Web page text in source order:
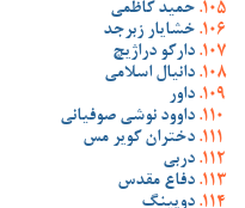
حمید کاظمی
خشایار زبرجد
دارکو دراژیچ
دانیال اسلامی
داور
داوود نوشی صوفیانی
دختران کویر مس
دربی
دفاع مقدس
دوپینگ